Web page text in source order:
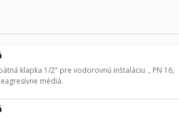
klapka 1/2" pre vodorovnú inštaláciu ., PN 16,
médiá.